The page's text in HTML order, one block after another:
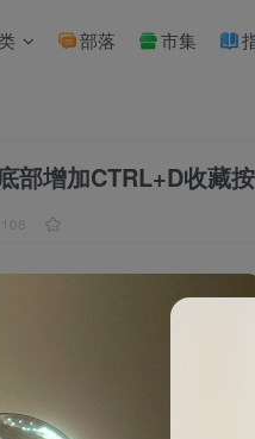
部落 市集
部增加CTRL+D收藏
108
添加CTRL+D收藏按钮的两
主题底部文件。效果是在网
的WordPress站长